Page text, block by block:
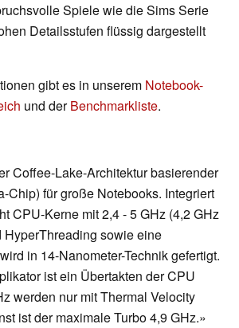
Spiele wie die Sims Serie
Detailsstufen flüssig dargestellt
gibt es in unserem Notebook-
und derBenchmarkliste.
Coffee-Lake-Architektur basierender
Chip) für große Notebooks. Integriert
CPU-Kerne mit 2,4 - 5 GHz (4,2 GHz
HyperThreading sowie eine
in 14-Nanometer-Technik gefertigt.
ist ein Übertakten der CPU
werden nur mit Thermal Velocity
ist der maximale Turbo 4,9 GHz.»